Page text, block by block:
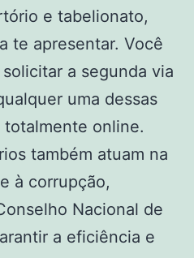
e tabelionato,
te apresentar. Você
a segunda via
uma dessas
online.
também atuam na
à corrupção,
Nacional de
a eficiência e